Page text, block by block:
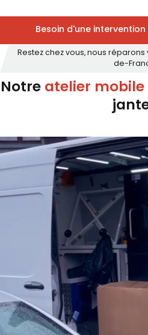
Besoin d'une intervention
Notreatelier mobile
Restez chez vous, nous
de-